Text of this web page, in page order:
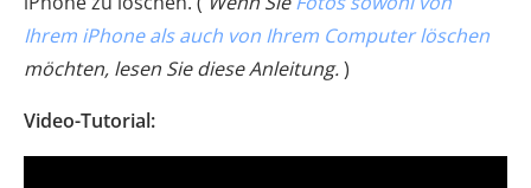
Ihrem iPhone als auch von Ihrem Computer löschen
möchten, lesen Sie diese Anleitung.)
Video-Tutorial: